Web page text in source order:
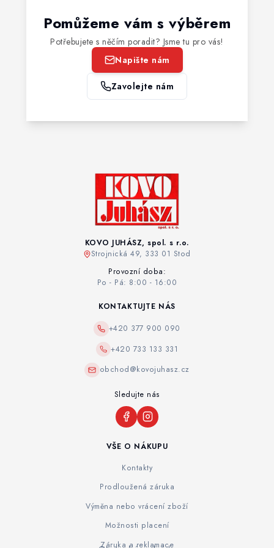
Pomůžeme vám s výběrem
Potřebujete s něčím poradit? Jsme tu pro vás!
Napište nám
Zavolejte nám
KOVO JUHÁSZ, spol. s r.o.
Strojnická 49, 333 01 Stod
Provozní doba:
Po - Pá: 8:00 - 16:00
VŠE O NÁKUPU
Kontakty
Prodloužená záruka
Výměna nebo vrácení zboží
Možnosti placení
Záruka a reklamace
KONTAKTUJTE NÁS
+420 377 900 090
+420 733 133 331
obchod@kovojuhasz.cz
Sledujte nás